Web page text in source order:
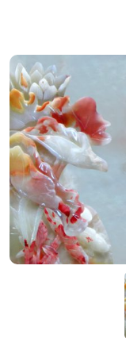
THI
CÔNG,
CUNG
CẤP
PHỤ
KIỆN
NGÀNH
BẾP